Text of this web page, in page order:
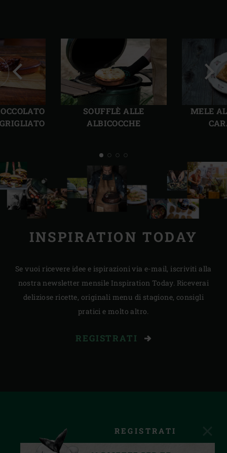
SOUFFLÈ ALLE
ALBICOCCHE
MELE
INSPIRATION TODAY
Se vuoi ricevere idee e ispirazioni via e-mail, iscriviti alla
nostra newsletter mensile Inspiration Today. Riceverai
deliziose ricette, originali menu di stagione, consigli
pratici e molto altro.
REGISTRATI
REGISTRATI